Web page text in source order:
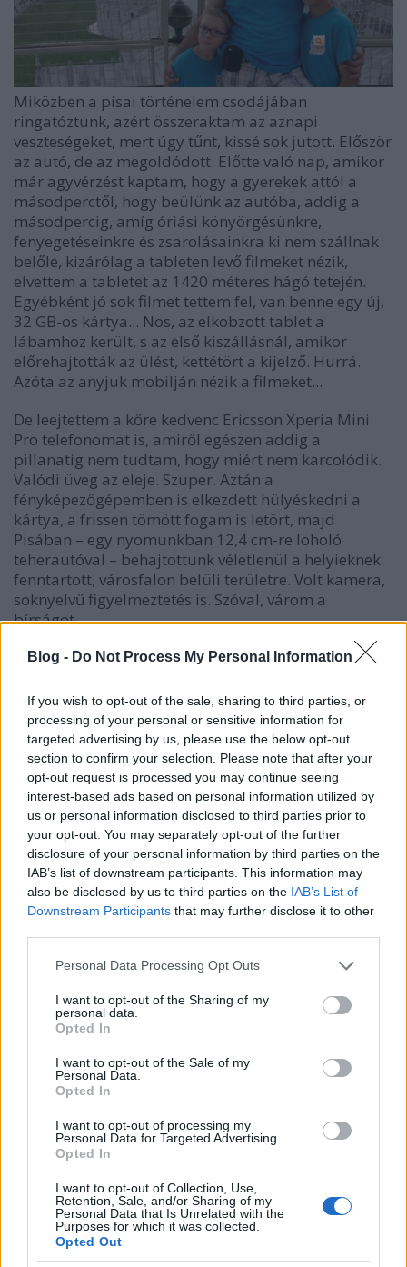
Blog - Do Not Process My Personal Information
If you wish to opt-out of the sale, sharing to third parties, or
processing of your personal or sensitive information for
targeted advertising by us, please use the below opt-out
section to confirm your selection. Please note that after your
opt-out request is processed you may continue seeing
interest-based ads based on personal information utilized by
us or personal information disclosed to third parties prior to
your opt-out. You may separately opt-out of the further
disclosure of your personal information by third parties on the
IAB’s list of downstream participants. This information may
also be disclosed by us to third parties on the IAB’s List of
Downstream Participants that may further disclose it to other
Please note that this website/app uses one or more Google
not limited to your visit or usage behaviour. You may click to
grant or deny consent to Google and its third-party tags to
use your data for below specified purposes in below Google
consent section.
Personal Data Processing Opt Outs
I want to opt-out of the Sharing of my
personal data.
Opted In
I want to opt-out of the Sale of my
Personal Data.
Opted In
I want to opt-out of processing my
Personal Data for Targeted Advertising.
Opted In
I want to opt-out of Collection, Use,
Retention, Sale, and/or Sharing of my
Personal Data that Is Unrelated with the
Purposes for which it was collected.
Opted Out
Miközben a pisai történelem csodájában
ringatóztunk, azért összeraktam az aznapi
veszteségeket, mert úgy tűnt, kissé sok jutott. Először
az autó, de az megoldódott. Előtte való nap, amikor
már agyvérzést kaptam, hogy a gyerekek attól a
másodperctől, hogy beülünk az autóba, addig a
másodpercig, amíg óriási könyörgésünkre,
fenyegetéseinkre és zsarolásainkra ki nem szállnak
belőle, kizárólag a tableten levő filmeket nézik,
elvettem a tabletet az 1420 méteres hágó tetején.
Egyébként jó sok filmet tettem fel, van benne egy új,
32 GB-os kártya... Nos, az elkobzott tablet a
lábamhoz került, s az első kiszállásnál, amikor
előrehajtották az ülést, kettétört a kijelző. Hurrá.
Azóta az anyjuk mobilján nézik a filmeket...
De leejtettem a kőre kedvenc Ericsson Xperia Mini
Pro telefonomat is, amiről egészen addig a
pillanatig nem tudtam, hogy miért nem karcolódik.
Valódi üveg az eleje. Szuper. Aztán a
fényképezőgépemben is elkezdett hülyéskedni a
kártya, a frissen tömött fogam is letört, majd
Pisában – egy nyomunkban 12,4 cm-re loholó
teherautóval – behajtottunk véletlenül a helyieknek
fenntartott, városfalon belüli területre. Volt kamera,
soknyelvű figyelmeztetés is. Szóval, várom a
bírságot.
Még jó, hogy az apartmant nem gyújtottam fel,
gondoltam a pozitív hozadékokra. Amikor ugyanis
még nem tudtam, hogy lesz valahonnan úszó, a
meglevőből ki akartam szedni a benzint, hogy
legalább egy napig kibírja. Ezt normálisan például
forrasztópákával lehet: melegíted az úszót, felforr
benne a benzin, s a lukon, ahol bejutott, kipárolog.
Csakhogy forrasztópákám nem volt, ezért egy
evőkanálban melegítettem a rezsó fölött. Hogy, hogy
nem, egy csepp kigyütt belőle, meg is gyulladt, aztán
az egész utána. Kicsit lángolt az egész tűzhely,
szerencsére nem volt más gyúlékony cucc a
közelben, ezért végül csak az úszó nyílt ketté és a
szempillám (és kicsit a szemöldököm) égett le – a
Kati legnagyobb mulatságára... Azóta is állandóan
Rossebbe, legalább 80 ezer forintnyi kár született,
vissza kell fognunk magunkat.